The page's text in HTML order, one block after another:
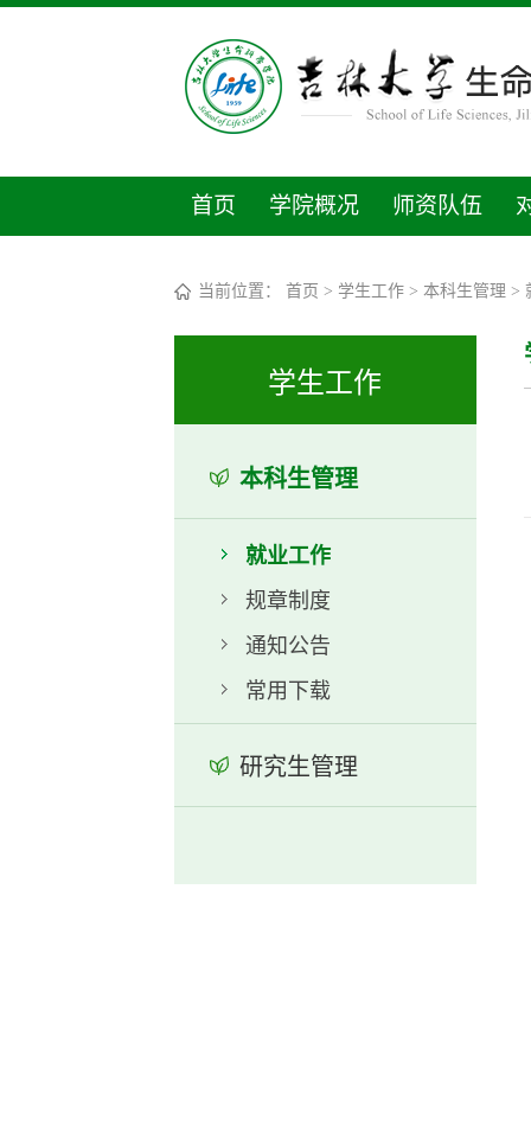
首页 学院概况 师资队伍
当前位置： 首页 > 学生工作> 本科生管理 >
学生工作
本科生管理
就业工作
规章制度
通知公告
常用下载
研究生管理